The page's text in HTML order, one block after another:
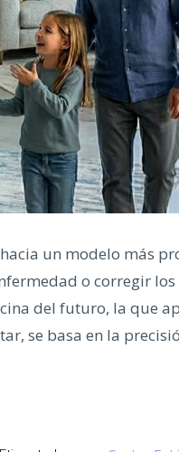
un modelo más
o corregir
del futuro, la que
se basa en la